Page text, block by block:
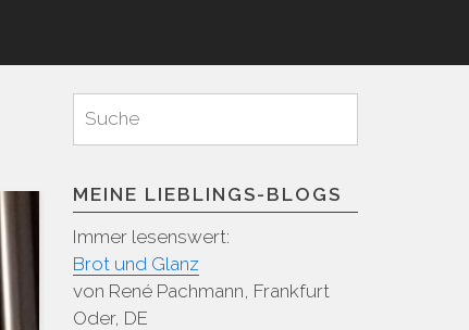
für:
Suchen
MEINE LIEBLINGS-BLOGS
Immer lesenswert:
Brot und Glanz
von René Pachmann, Frankfurt
Oder, DE